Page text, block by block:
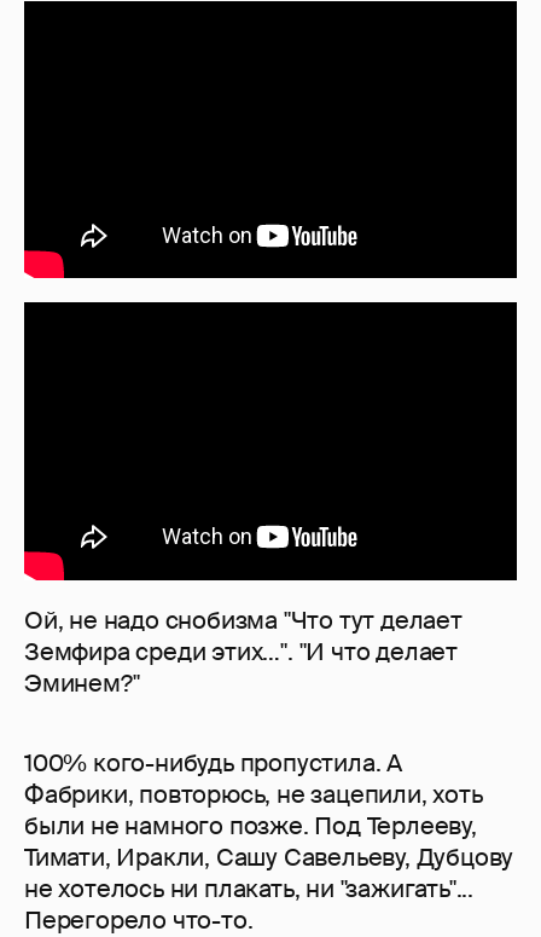
Ой, не надо снобизма "Что тут делает
Земфира среди этих…". "И что делает
Эминем?"
100% кого-нибудь пропустила. А
Фабрики, повторюсь, не зацепили, хоть
были не намного позже. Под Терлееву,
Тимати, Иракли, Сашу Савельеву, Дубцову
не хотелось ни плакать, ни "зажигать"...
Перегорело что-то.